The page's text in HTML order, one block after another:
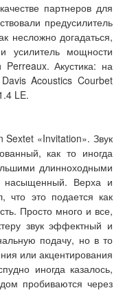
партнеров для
предусилитель
несложно догадаться,
усилитель мощности
Perreaux. Акустика: на
Acoustics Courbet
LE.
«Invitation». Звук
как то иногда
длинноходными
насыщенный. Верха и
это подается как
Просто много и все,
звук эффектный и
подачу, но в то
или акцентирования
иногда казалось,
пробиваются через